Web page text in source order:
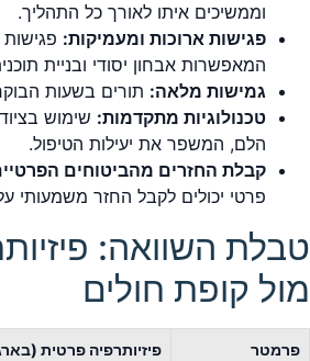
וממשיכים איתו לאורך כל התהליך.
פגישות ארוכות ומעמיקות:
המאפשרות אבחון יסודי ובניית
גמישות מלאה: תורים בשעות
טכנולוגיות מתקדמות: שימוש
הלם, המשפר את יעילות הטיפול.
קבלת החזרים מהביטוחים
פרטי יכולים לקבל החזר משמעותי
טבלת השוואה:
מול קופת חולים
פרמטר
פיזיותרפיה פרטית